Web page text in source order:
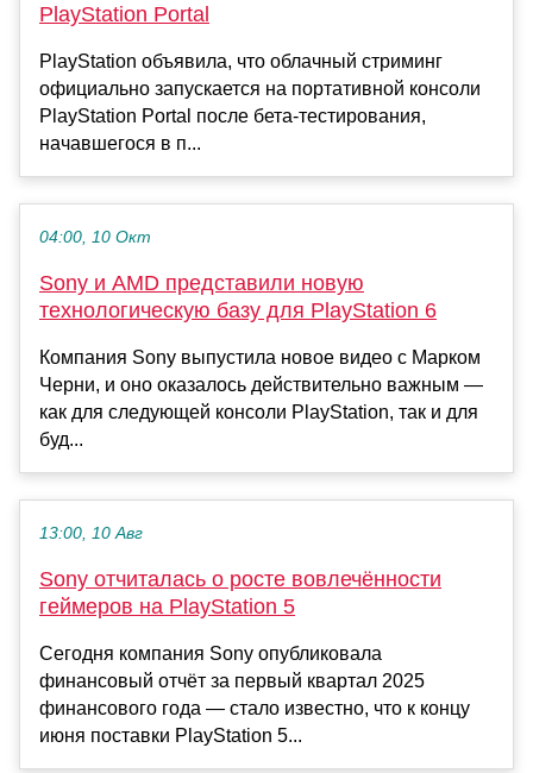
PlayStation Portal
PlayStation объявила, что облачный стриминг
официально запускается на портативной консоли
PlayStation Portal после бета-тестирования,
начавшегося в п...
04:00, 10 Окт
Sony и AMD представили новую
технологическую базу для PlayStation 6
Компания Sony выпустила новое видео с Марком
Черни, и оно оказалось действительно важным —
как для следующей консоли PlayStation, так и для
буд...
13:00, 10 Авг
Sony отчиталась о росте вовлечённости
геймеров на PlayStation 5
Сегодня компания Sony опубликовала
финансовый отчёт за первый квартал 2025
финансового года — стало известно, что к концу
июня поставки PlayStation 5...